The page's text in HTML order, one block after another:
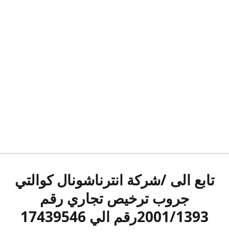
تابع الى /شركة انترناشونال كوالتي
جروب ترخيص تجاري رقم
2001/1393رقم الي 17439546